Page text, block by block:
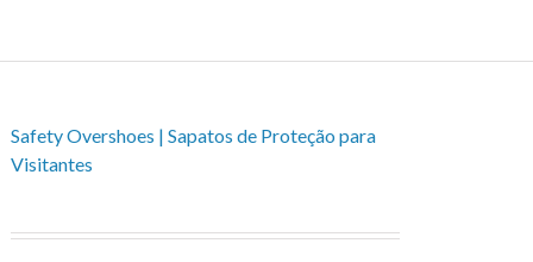
Safety Overshoes | Sapatos de Proteção para
Visitantes